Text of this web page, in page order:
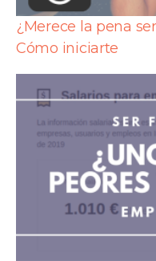
¿Merece la pena
Cómo iniciarte